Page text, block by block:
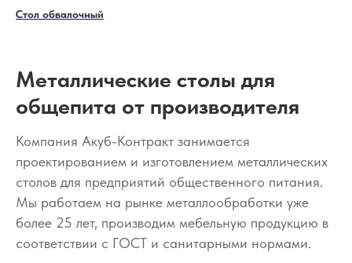
Стол обвалочный
Металлические столы для
общепита от производителя
Компания Акуб-Контракт занимается
проектированием и изготовлением металлических
столов для предприятий общественного питания.
Мы работаем на рынке металлообработки уже
более 25 лет, производим мебельную продукцию в
соответствии с ГОСТ и санитарными нормами.